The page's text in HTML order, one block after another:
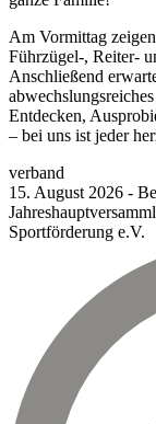
Am Vormittag
Führzügel-, Reiter-
Anschließend
Entdecken,
– bei uns ist jeder
verband
15. August 2026 -
Sportförderung e.V.